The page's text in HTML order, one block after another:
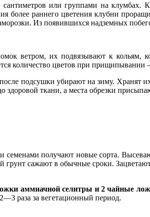
или группами на клумбах.
более раннего цветения клубни
Из появившихся надземных
ветром, их подвязывают к
количество цветов при
подсушки убирают на зиму. Хранят
ткани, а места обрезки
получают новые сорта.
сажают в обычные сроки. Зацветают
аммиачной селитры и 2 чайные
раза за вегетационный период.